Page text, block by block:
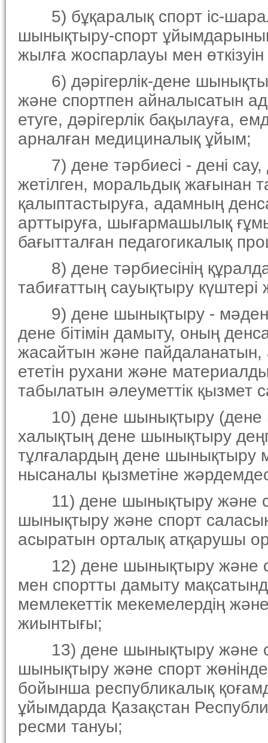
5) бұқаралық спорт iс-
шынықтыру-спорт
жылға жоспарлауы мен
6) дәрiгерлiк-дене
және спортпен айналысатын
етуге, дәрiгерлiк бақылауға,
арналған медициналық ұйым;
7) дене тәрбиесi - денi сау,
жетiлген, моральдық жағынан
қалыптастыруға, адамның
арттыруға, шығармашылық
бағытталған педагогикалық
8) дене тәрбиесiнiң
табиғаттың сауықтыру
9) дене шынықтыру -
дене бiтiмiн дамыту, оның
жасайтын және
ететiн рухани және
табылатын әлеуметтiк қызмет
10) дене шынықтыру (дене
халықтың дене шынықтыру
тұлғалардың дене шынықтыру
нысаналы қызметiне
11) дене шынықтыру және
шынықтыру және спорт
асыратын орталық атқарушы
12) дене шынықтыру және
мен спортты дамыту
мемлекеттiк мекемелердiң
жиынтығы;
13) дене шынықтыру және
шынықтыру және спорт
бойынша республикалық
ұйымдарда Қазақстан
ресми тануы;